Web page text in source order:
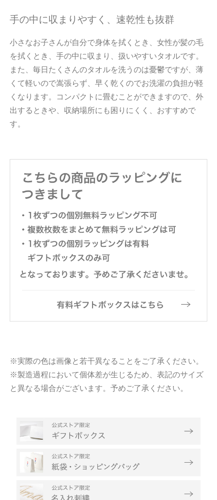
手の中に収まりやすく、速乾性も抜群
小さなお子さんが自分で身体を拭くとき、女性が髪の毛
を拭くとき、手の中に収まり、扱いやすいタオルです。
また、毎日たくさんのタオルを洗うのは憂鬱ですが、薄
くて軽いので嵩張らず、早く乾くのでお洗濯の負担が軽
くなります。コンパクトに畳むことができますので、外
出するときや、収納場所にも困りにくく、おすすめで
す。
※実際の色は画像と若干異なることをご了承ください。
※製造過程において個体差が生じるため、表記のサイズ
と異なる場合がございます。予めご了承ください。